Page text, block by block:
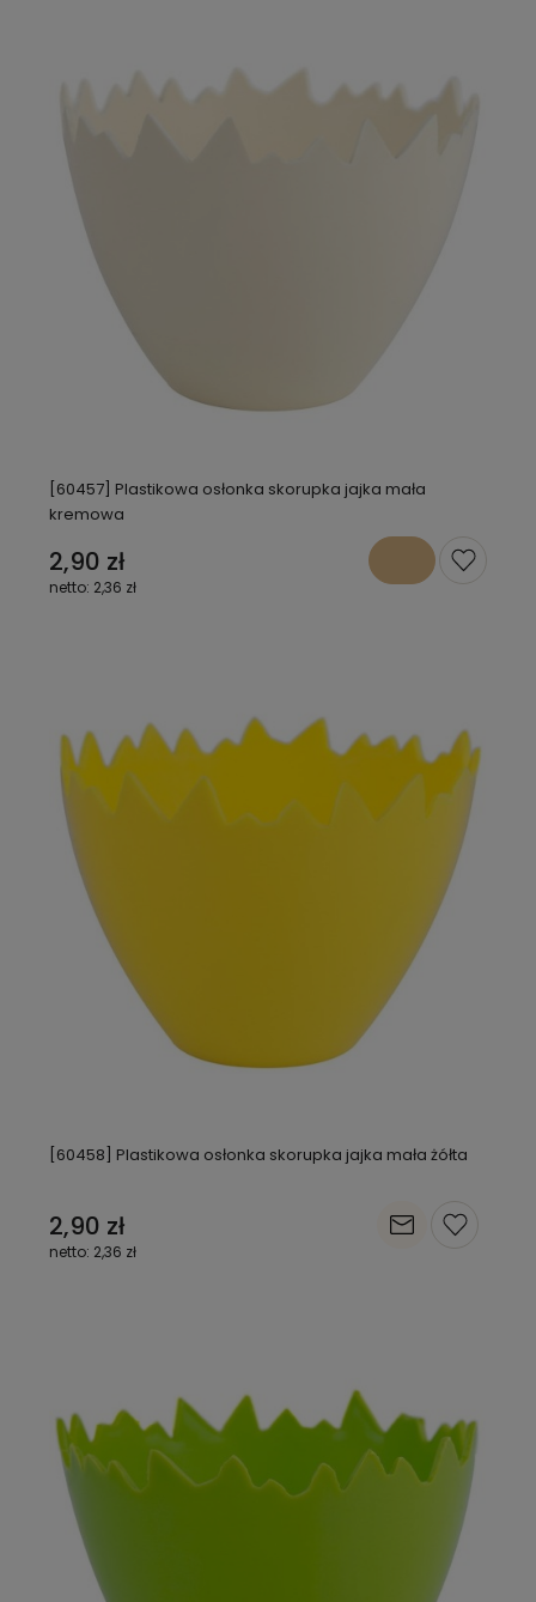
[60457] Plastikowa osłonka skorupka jajka mała
kremowa
2,90 zł
2,36 zł
[60458] Plastikowa osłonka skorupka jajka mała żółta
2,90 zł
2,36 zł